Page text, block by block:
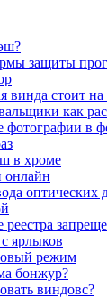
защиты
винда стоит на
как
фотографии в
в хроме
онлайн
оптических
реестра
ярлыков
режим
бонжур?
виндовс?